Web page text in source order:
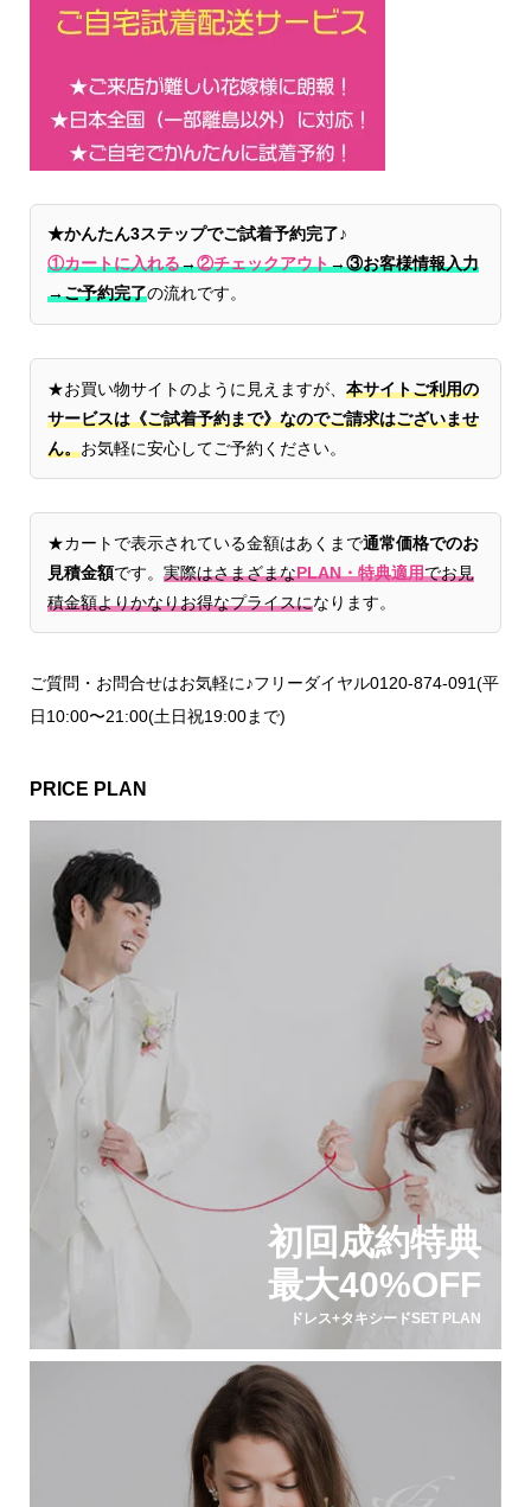
★かんたん3ステップでご試着予約完了♪
①カートに入れる→②チェックアウト→③お客様情報入力
→ご予約完了の流れです。
★お買い物サイトのように見えますが、 本サイトご利用の
サービスは《ご試着予約まで》なのでご請求はございませ
ん。お気軽に安心してご予約ください。
★カートで表示されている金額はあくまで通常価格でのお
見積金額です。 実際はさまざまなPLAN・特典適用でお見
積金額よりかなりお得なプライスになります。
ご質問・お問合せはお気軽に♪フリーダイヤル0120-874-091(平
日10:00〜21:00(土日祝19:00まで)
PRICE PLAN
初回成約特典
最大40%OFF
ドレス+タキシードSET PLAN